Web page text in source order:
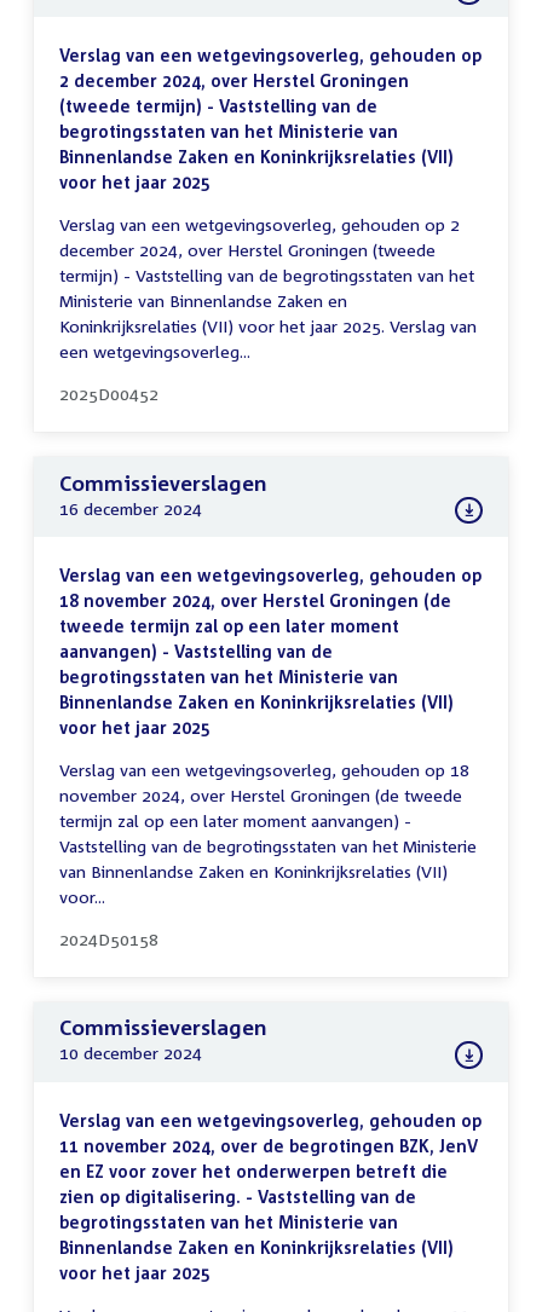
Verslag van een wetgevingsoverleg, gehouden op
2 december 2024, over Herstel Groningen
(tweede termijn) - Vaststelling van de
begrotingsstaten van het Ministerie van
Binnenlandse Zaken en Koninkrijksrelaties (VII)
voor het jaar 2025
Verslag van een wetgevingsoverleg, gehouden op 2
december 2024, over Herstel Groningen (tweede
termijn) - Vaststelling van de begrotingsstaten van het
Ministerie van Binnenlandse Zaken en
Koninkrijksrelaties (VII) voor het jaar 2025. Verslag van
een wetgevingsoverleg...
2025D00452
Commissieverslagen
16 december 2024
Verslag van een wetgevingsoverleg, gehouden op
18 november 2024, over Herstel Groningen (de
tweede termijn zal op een later moment
aanvangen) - Vaststelling van de
begrotingsstaten van het Ministerie van
Binnenlandse Zaken en Koninkrijksrelaties (VII)
voor het jaar 2025
Verslag van een wetgevingsoverleg, gehouden op 18
november 2024, over Herstel Groningen (de tweede
termijn zal op een later moment aanvangen) -
Vaststelling van de begrotingsstaten van het Ministerie
van Binnenlandse Zaken en Koninkrijksrelaties (VII)
voor...
2024D50158
Commissieverslagen
10 december 2024
Verslag van een wetgevingsoverleg, gehouden op
11 november 2024, over de begrotingen BZK, JenV
en EZ voor zover het onderwerpen betreft die
zien op digitalisering. - Vaststelling van de
begrotingsstaten van het Ministerie van
Binnenlandse Zaken en Koninkrijksrelaties (VII)
voor het jaar 2025